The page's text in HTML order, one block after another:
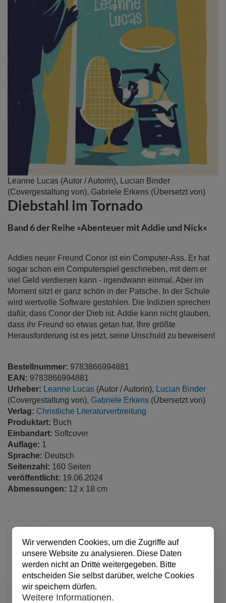
Leanne Lucas (Autor / Autorin),
Lucian Binder
(Covergestaltung von), Gabriele Erkens (Übersetzt von)
Diebstahl im Tornado
Band 6 der Reihe »Abenteuer mit Addie und Nick«
Addies neuer Freund Conor ist ein Computer-Ass. Er hat
sogar schon ein Computerspiel geschrieben, mit dem er
viel Geld verdienen kann - irgendwann einmal. Aber im
Moment sitzt er ganz schön in der Patsche. In der Schule
wird wertvolle Software gestohlen. Die Indizien sprechen
dafür, dass Conor der Dieb ist. Addie kann nicht glauben,
dass ihr Freund so etwas getan hat. Ihre größte
Herausforderung ist es jetzt, seine Unschuld zu beweisen!
Bestellnummer: 9783866994881
EAN: 9783866994881
Urheber: Leanne Lucas (Autor / Autorin), Lucian Binder
(Covergestaltung von), Gabriele Erkens (Übersetzt von)
Verlag: Christliche Literaturverbreitung
Produktart: Buch
Einbandart: Softcover
Auflage: 1
Sprache: Deutsch
Seitenzahl: 160 Seiten
veröffentlicht: 19.06.2024
Abmessungen: 12 x 18 cm
Zum
Anfang
der
Bildergalerie
springen
Anzahl
In den Warenkorb
Wir verwenden Cookies, um die Zugriffe auf
unsere Website zu analysieren. Diese Daten
werden nicht an Dritte weitergegeben. Bitte
entscheiden Sie selbst darüber, welche Cookies
wir speichern dürfen.
Weitere Informationen.